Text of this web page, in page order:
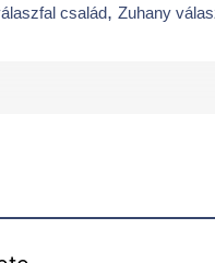
család,Zuhany